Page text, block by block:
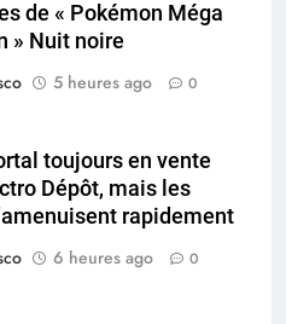
de « Pokémon Méga
» Nuit noire
5 heures ago 0
toujours en vente
Dépôt, mais les
rapidement
6 heures ago 0